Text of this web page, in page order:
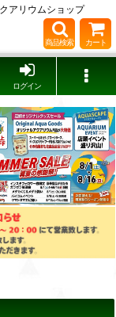
アリウムショップ
商品検索 カート
ログイン